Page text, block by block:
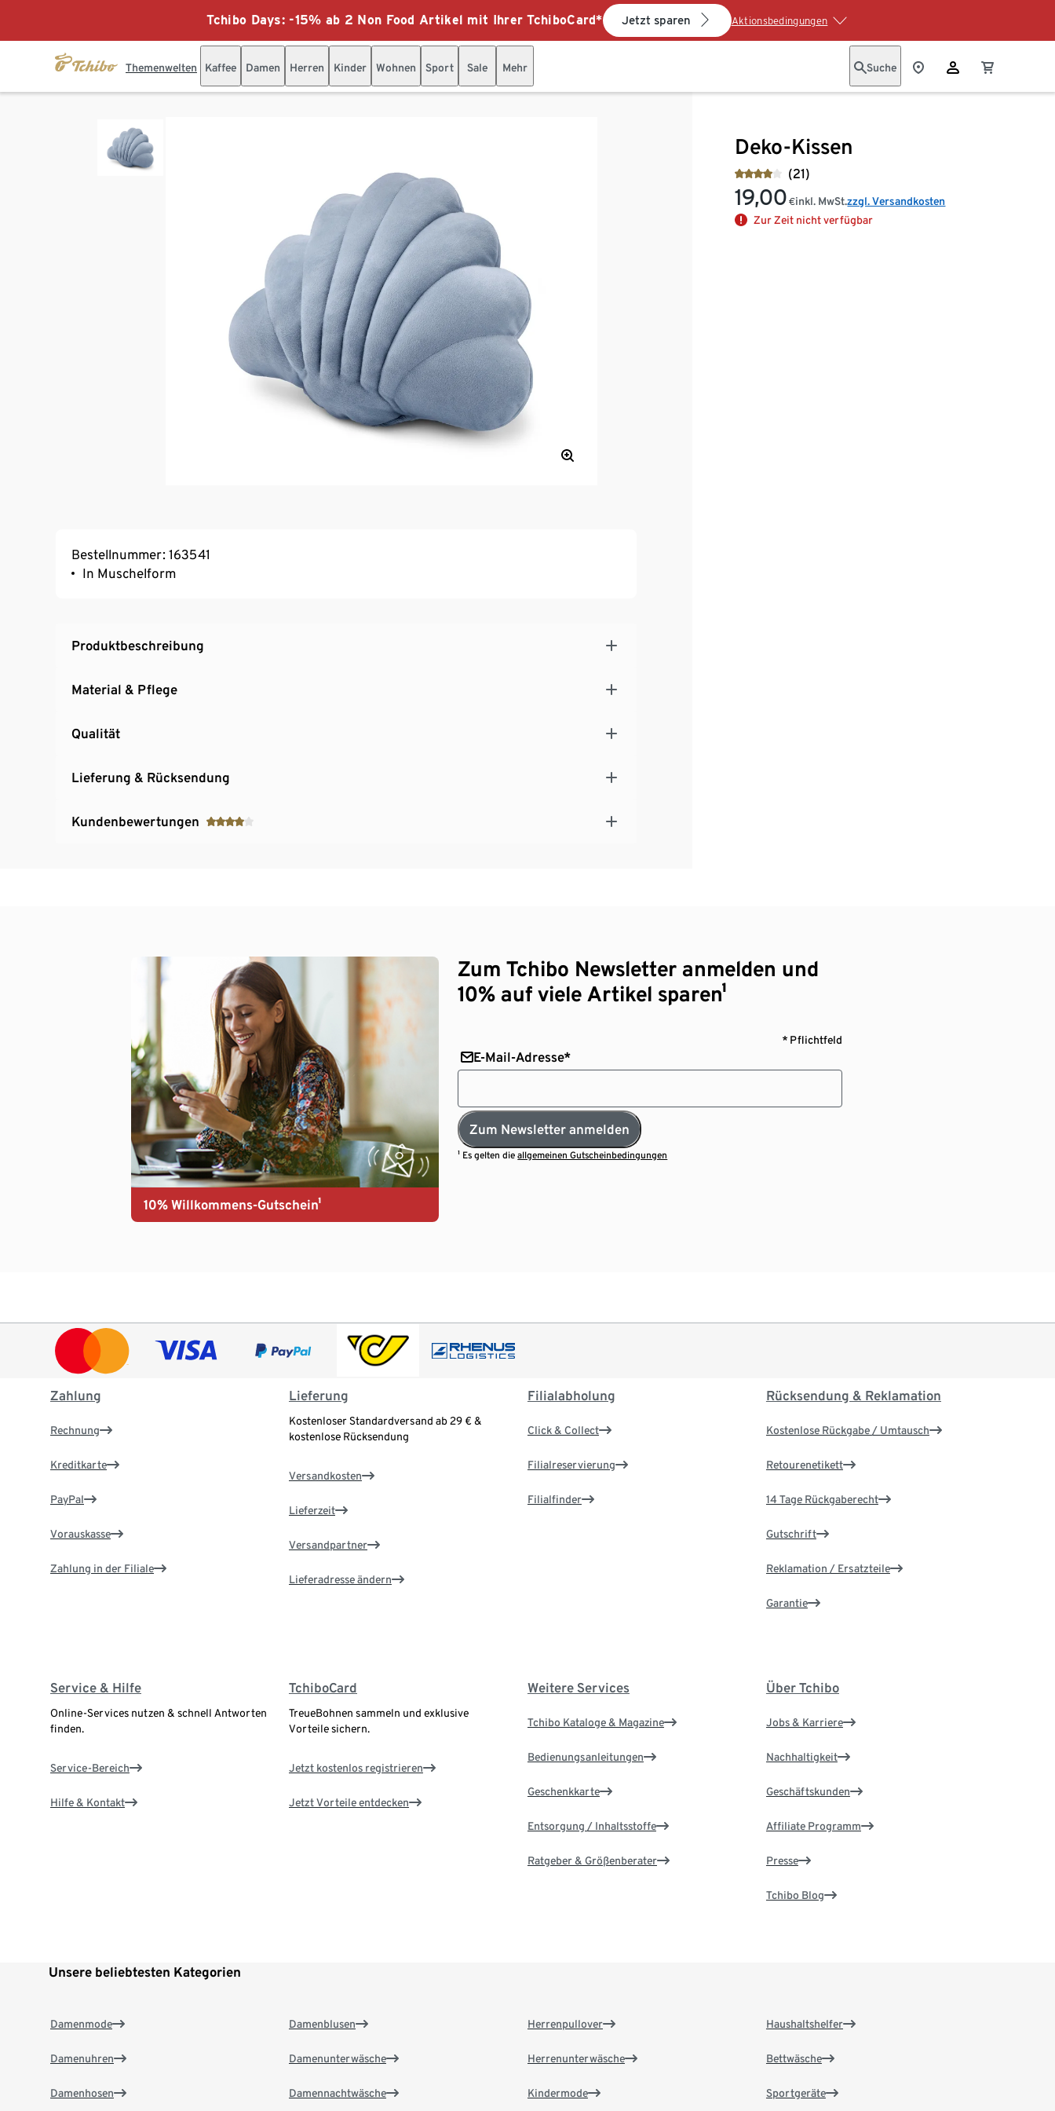
Tchibo Days: -15% ab 2 Non Food Artikel mit Ihrer TchiboCard* Jetzt sparen Aktionsbedingungen
Themenwelten Kaffee Damen Herren Kinder Wohnen Sport Sale Mehr Suche
Deko-Kissen
(21)
19,00 €inkl. MwSt.zzgl. Versandkosten
Zur Zeit nicht verfügbar
Bestellnummer: 163541
In Muschelform
Produktbeschreibung
Material & Pflege
Qualität
Lieferung & Rücksendung
Kundenbewertungen
10% Willkommens-Gutschein¹
Zum Tchibo Newsletter anmelden und
10% auf viele Artikel sparen¹
* Pflichtfeld
E-Mail-Adresse*
Zum Newsletter anmelden
¹ Es gelten dieallgemeinen Gutscheinbedingungen
Zahlung
Rechnung
Kreditkarte
PayPal
Vorauskasse
Zahlung in der Filiale
Lieferung
Kostenloser Standardversand ab 29 € &
kostenlose Rücksendung
Versandkosten
Lieferzeit
Versandpartner
Lieferadresse ändern
Filialabholung
Click & Collect
Filialreservierung
Filialfinder
Rücksendung & Reklamation
Kostenlose Rückgabe / Umtausch
Retourenetikett
14 Tage Rückgaberecht
Gutschrift
Reklamation / Ersatzteile
Garantie
Service & Hilfe
Online-Services nutzen & schnell Antworten
finden.
Service-Bereich
Hilfe & Kontakt
TchiboCard
TreueBohnen sammeln und exklusive
Vorteile sichern.
Jetzt kostenlos registrieren
Jetzt Vorteile entdecken
Weitere Services
Tchibo Kataloge & Magazine
Bedienungsanleitungen
Geschenkkarte
Entsorgung / Inhaltsstoffe
Ratgeber & Größenberater
Über Tchibo
Jobs & Karriere
Nachhaltigkeit
Geschäftskunden
Affiliate Programm
Presse
Tchibo Blog
Unsere beliebtesten Kategorien
Damenmode
Damenuhren
Damenhosen
Damenblusen
Damenunterwäsche
Damennachtwäsche
Herrenpullover
Herrenunterwäsche
Kindermode
Haushaltshelfer
Bettwäsche
Sportgeräte